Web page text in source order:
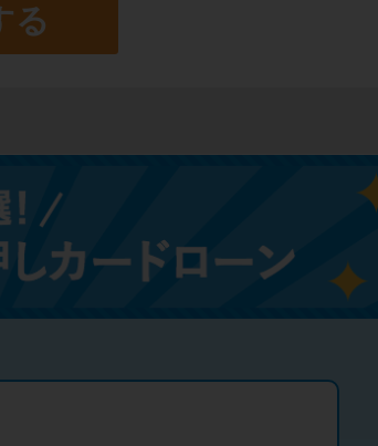
090金融（闇金）から
理由と借りた場合の対
申し込みブラックとは
準と工面法
る